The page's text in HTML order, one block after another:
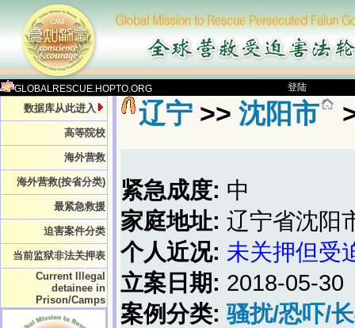
GLOBALRESCUE.HOPTO.ORG 登陆
数据库从此进入
高等院校
海外营救
海外营救(按省分类)
最紧急救援
迫害案件分类
当前监狱非法关押表
Current Illegal
detainee in
Prison/Camps
辽宁 >> 沈阳市
紧急成度: 中
家庭地址: 辽宁省沈阳
个人近况: 未关押但受
立案日期: 2018-05-30
案例分类: 骚扰/恐吓/